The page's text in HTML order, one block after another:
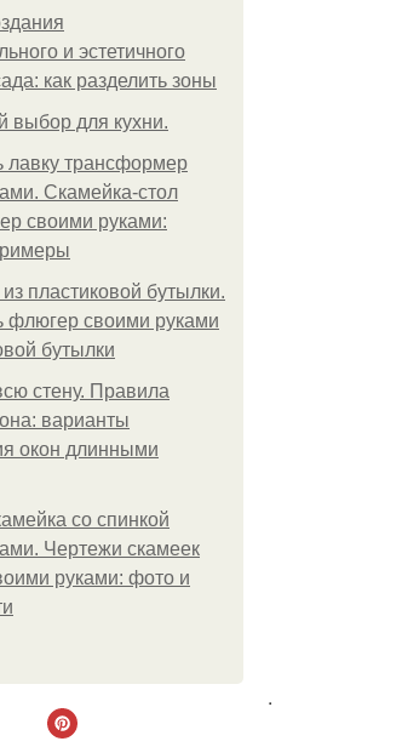
и эстетичного
как разделить зоны
для кухни.
лавку трансформер
Скамейка-стол
своими руками:
пластиковой бутылки.
флюгер своими руками
бутылки
стену. Правила
варианты
окон длинными
со спинкой
Чертежи скамеек
руками: фото и
.